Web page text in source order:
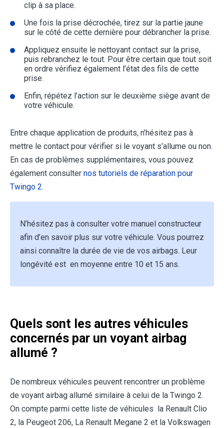
clip à sa place.
Une fois la prise décrochée, tirez sur la partie jaune
sur le côté de cette dernière pour débrancher la prise.
Appliquez ensuite le nettoyant contact sur la prise,
puis rebranchez le tout. Pour être certain que tout soit
en ordre vérifiez également l’état des fils de cette
prise.
Enfin, répétez l’action sur le deuxième siège avant de
votre véhicule.
Entre chaque application de produits, n’hésitez pas à
mettre le contact pour vérifier si le voyant s’allume ou non.
En cas de problèmes supplémentaires, vous pouvez
également consulter nos tutoriels de réparation pour
Twingo 2.
N’hésitez pas à consulter votre manuel constructeur
afin d’en savoir plus sur votre véhicule. Vous pourrez
ainsi connaître la durée de vie de vos airbags. Leur
longévité est en moyenne entre 10 et 15 ans.
Quels sont les autres véhicules
concernés par un voyant airbag
allumé ?
De nombreux véhicules peuvent rencontrer un problème
de voyant airbag allumé similaire à celui de la Twingo 2.
On compte parmi cette liste de véhicules la Renault Clio
2, la Peugeot 206, La Renault Megane 2 et la Volkswagen